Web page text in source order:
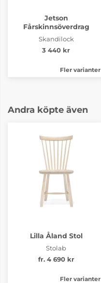
Jetson
Fårskinnsöverdrag
Skandilock
3 440 kr
Fler varianter
Andra köpte även
Lilla Åland Stol
Stolab
fr. 4 690 kr
Fler varianter